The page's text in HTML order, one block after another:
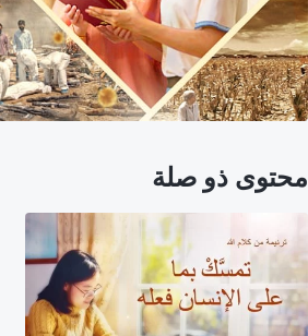
محتوى ذو صلة